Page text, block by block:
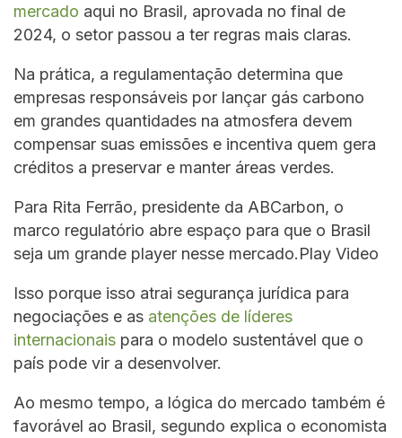
mercado aqui no Brasil, aprovada no final de
2024, o setor passou a ter regras mais claras.
Na prática, a regulamentação determina que
empresas responsáveis por lançar gás carbono
em grandes quantidades na atmosfera devem
compensar suas emissões e incentiva quem gera
créditos a preservar e manter áreas verdes.
Para Rita Ferrão, presidente da ABCarbon, o
marco regulatório abre espaço para que o Brasil
seja um grande player nesse mercado.Play Video
Isso porque isso atrai segurança jurídica para
negociações e as atenções de líderes
internacionais para o modelo sustentável que o
país pode vir a desenvolver.
Ao mesmo tempo, a lógica do mercado também é
favorável ao Brasil, segundo explica o economista